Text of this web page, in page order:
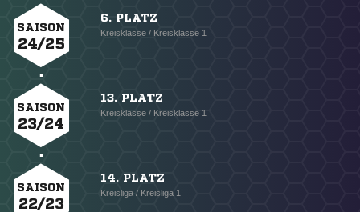
SAISON
24/25
6. PLATZ
Kreisklasse / Kreisklasse 1
SAISON
23/24
13. PLATZ
Kreisklasse / Kreisklasse 1
SAISON
22/23
14. PLATZ
Kreisliga / Kreisliga 1